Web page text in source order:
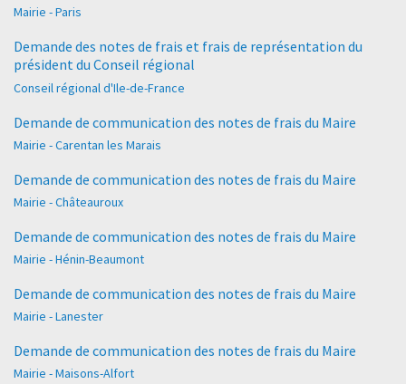
Mairie - Paris
Demande des notes de frais et frais de représentation du
président du Conseil régional
Conseil régional d'Ile-de-France
Demande de communication des notes de frais du Maire
Mairie - Carentan les Marais
Demande de communication des notes de frais du Maire
Mairie - Châteauroux
Demande de communication des notes de frais du Maire
Mairie - Hénin-Beaumont
Demande de communication des notes de frais du Maire
Mairie - Lanester
Demande de communication des notes de frais du Maire
Mairie - Maisons-Alfort